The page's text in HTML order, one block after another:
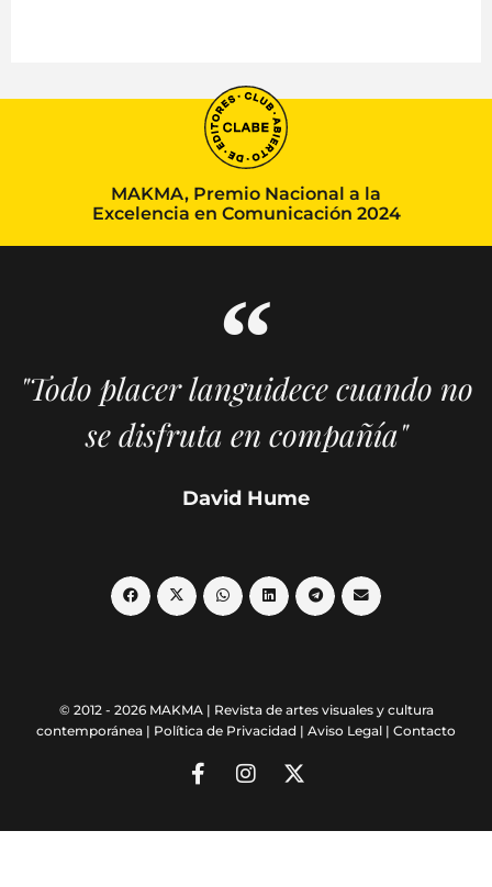
MAKMA, Premio Nacional a la
Excelencia en Comunicación 2024
"Todo placer languidece cuando no
se disfruta en compañía"
David Hume
© 2012 - 2026 MAKMA | Revista de artes visuales y cultura
contemporánea | Política de Privacidad | Aviso Legal | Contacto